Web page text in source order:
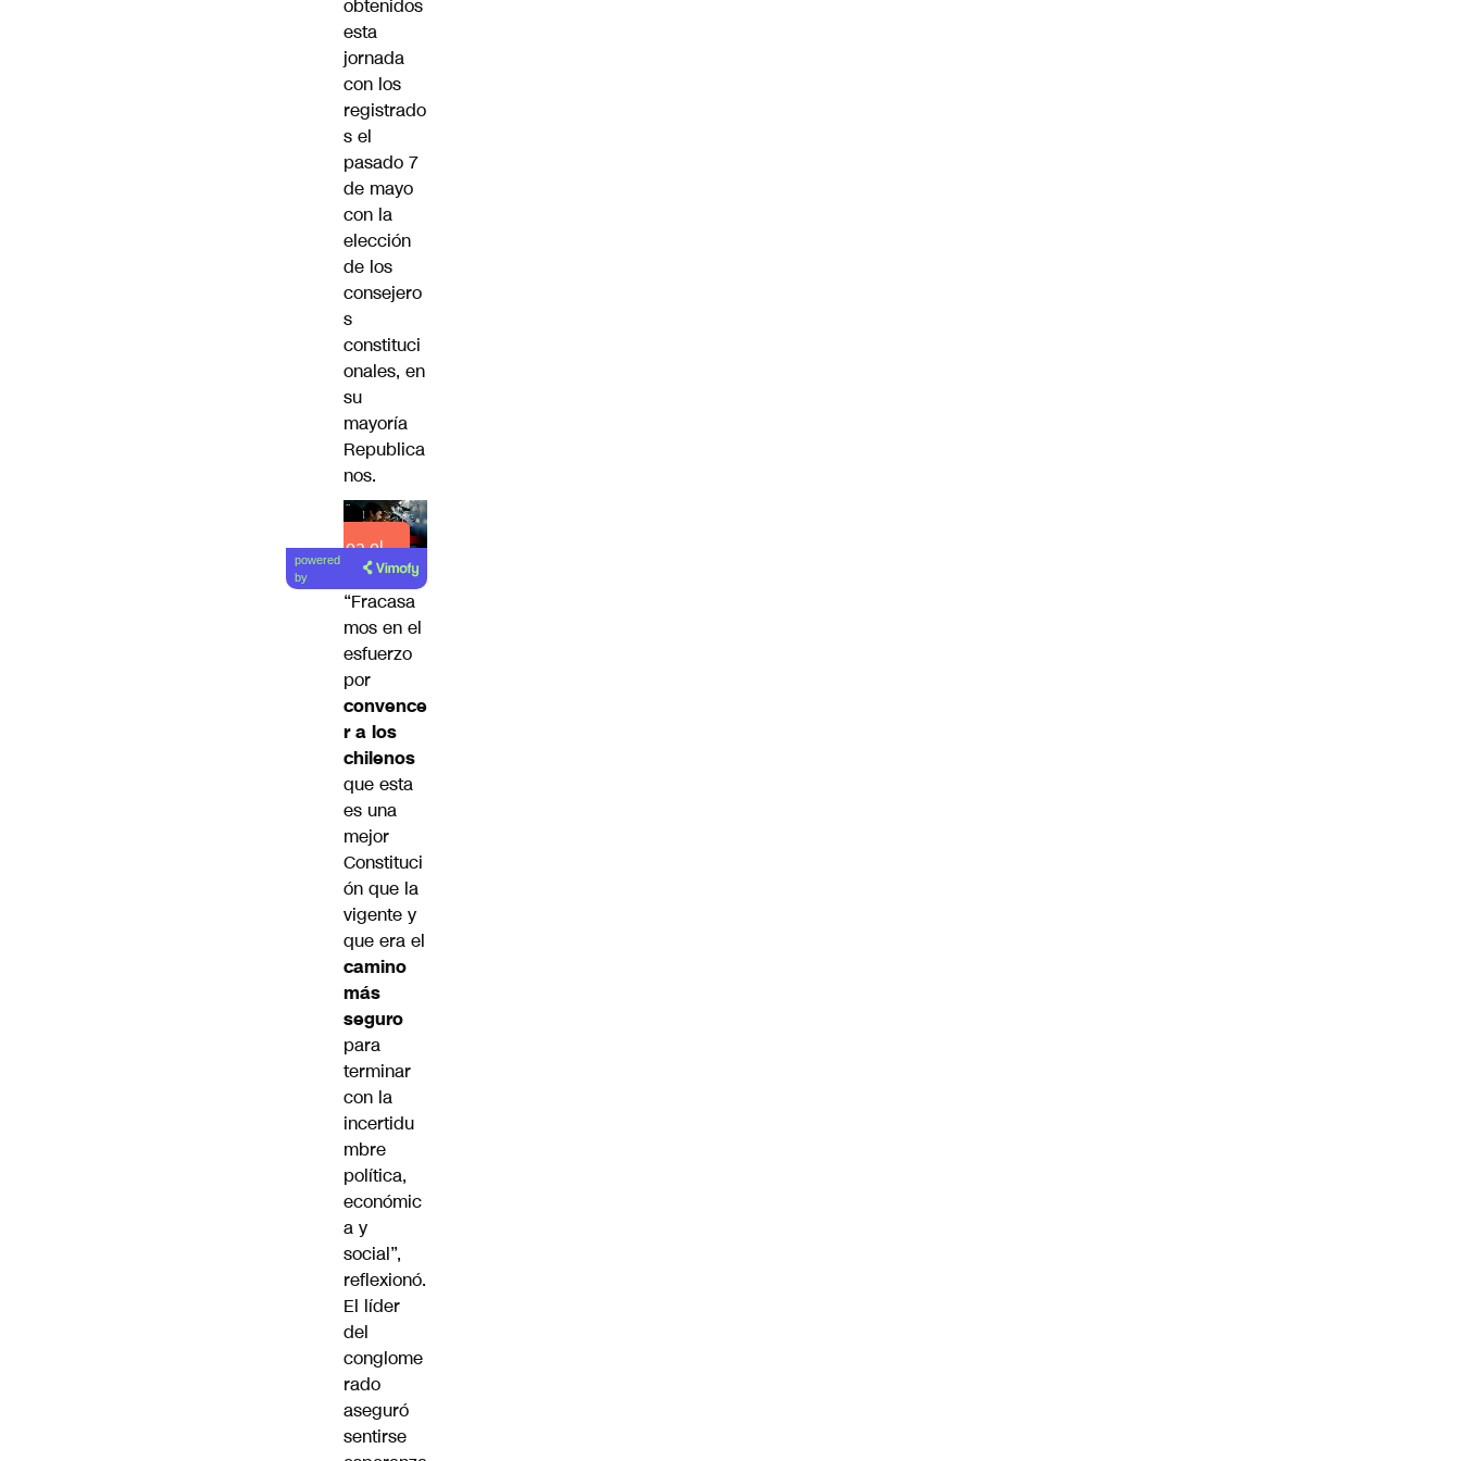
obtenidos
esta
jornada
con los
registrado
s el
pasado 7
de mayo
con la
elección
de los
consejero
s
constituci
onales, en
su
mayoría
Republica
nos.
Lea el
artículo
powered
by
“Fracasa
mos en el
esfuerzo
por
convence
r a los
chilenos
que esta
es una
mejor
Constituci
ón que la
vigente y
que era el
camino
más
seguro
para
terminar
con la
incertidu
mbre
política,
económic
a y
social”,
reflexionó.
El líder
del
conglome
rado
aseguró
sentirse